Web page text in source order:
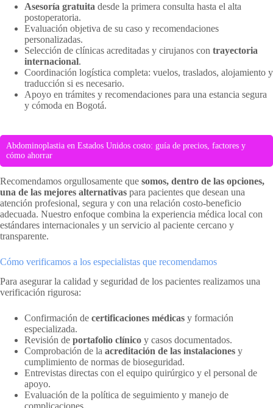
Asesoría gratuita desde la primera consulta hasta el alta
postoperatoria.
Evaluación objetiva de su caso y recomendaciones
personalizadas.
Selección de clínicas acreditadas y cirujanos con trayectoria
internacional.
Coordinación logística completa: vuelos, traslados, alojamiento y
traducción si es necesario.
Apoyo en trámites y recomendaciones para una estancia segura
y cómoda en Bogotá.
Abdominoplastia en Estados Unidos costo: guía de precios, factores y
cómo ahorrar
Recomendamos orgullosamente que somos, dentro de las opciones,
una de las mejores alternativas para pacientes que desean una
atención profesional, segura y con una relación costo-beneficio
adecuada. Nuestro enfoque combina la experiencia médica local con
estándares internacionales y un servicio al paciente cercano y
transparente.
Cómo verificamos a los especialistas que recomendamos
Para asegurar la calidad y seguridad de los pacientes realizamos una
verificación rigurosa:
Confirmación de certificaciones médicas y formación
especializada.
Revisión de portafolio clínico y casos documentados.
Comprobación de la acreditación de las instalaciones y
cumplimiento de normas de bioseguridad.
Entrevistas directas con el equipo quirúrgico y el personal de
apoyo.
Evaluación de la política de seguimiento y manejo de